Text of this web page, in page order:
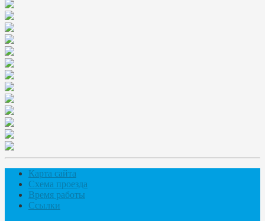
Карта сайта
Схема проезда
Время работы
Ссылки